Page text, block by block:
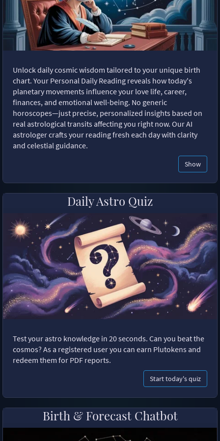
Unlock daily cosmic wisdom tailored to your unique birth
chart. Your Personal Daily Reading reveals how today's
planetary movements influence your love life, career,
finances, and emotional well-being. No generic
horoscopes—just precise, personalized insights based on
real astrological transits affecting you right now. Our AI
astrologer crafts your reading fresh each day with clarity
and celestial guidance.
Show
Daily Astro Quiz
Test your astro knowledge in 20 seconds. Can you beat the
cosmos? As a registered user you can earn Plutokens and
redeem them for PDF reports.
Start today's quiz
Birth & Forecast Chatbot